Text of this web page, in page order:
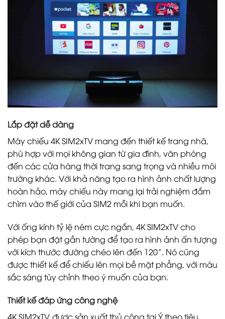
Lắp đặt dễ dàng
Máy chiếu 4K SIM2xTV mang đến thiết kế trang nhã,
phù hợp với mọi không gian từ gia đình, văn phòng
đến các cửa hàng thời trang sang trọng và nhiều môi
trường khác. Với khả năng tạo ra hình ảnh chất lượng
hoàn hảo, máy chiếu này mang lại trải nghiệm đắm
chìm vào thế giới của SIM2 mỗi khi bạn muốn.
Với ống kính tỷ lệ ném cực ngắn, 4K SIM2xTV cho
phép bạn đặt gần tường để tạo ra hình ảnh ấn tượng
với kích thước đường chéo lên đến 120”. Nó cũng
được thiết kế để chiếu lên mọi bề mặt phẳng, với màu
sắc sáng tùy chỉnh theo ý muốn của bạn.
Thiết kế đáp ứng công nghệ
4K SIM2xTV, được sản xuất thủ công tại Ý theo tiêu